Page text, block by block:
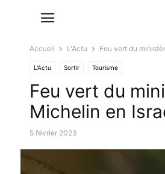
Accueil L'Actu Feu vert du
L'Actu Sortir Tourisme
Feu vert du
Michelin en
5 février 2023